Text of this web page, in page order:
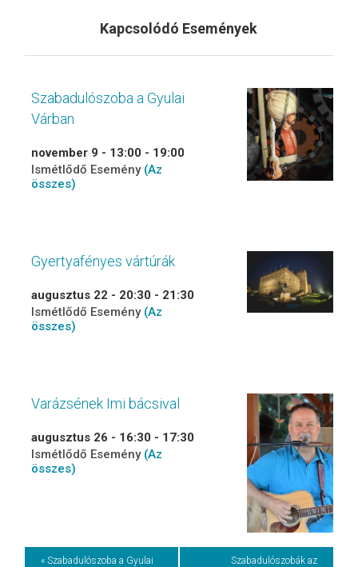
Kapcsolódó Események
Szabadulószoba a Gyulai
Várban
november 9 - 13:00 - 19:00
Ismétlődő Esemény (Az
összes)
Gyertyafényes vártúrák
augusztus 22 - 20:30 - 21:30
Ismétlődő Esemény (Az
összes)
Varázsének Imi bácsival
augusztus 26 - 16:30 - 17:30
Ismétlődő Esemény (Az
összes)
Event
« Szabadulószoba a Gyulai
Szabadulószobák az